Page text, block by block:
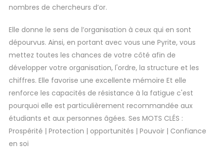
nombres de chercheurs d’or.
Elle donne le sens de l’organisation à ceux qui en sont
dépourvus. Ainsi, en portant avec vous une Pyrite, vous
mettez toutes les chances de votre côté afin de
développer votre organisation, l'ordre, la structure et les
chiffres. Elle favorise une excellente mémoire Et elle
renforce les capacités de résistance à la fatigue c'est
pourquoi elle est particulièrement recommandée aux
étudiants et aux personnes âgées. Ses MOTS CLÉS :
Prospérité | Protection | opportunités | Pouvoir | Confiance
en soi